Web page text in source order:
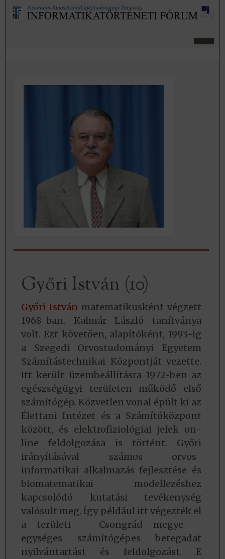
Győri István (10)
Győri István matematikusként végzett
1968-ban. Kalmár László tanítványa
volt. Ezt követően, alapítóként, 1993-ig
a Szegedi Orvostudományi Egyetem
Számítástechnikai Központját vezette.
Itt került üzembeállításra 1972-ben az
egészségügyi területen működő első
számítógép. Közvetlen vonal épült ki az
Élettani Intézet és a Számítóközpont
között, és elektrofiziológiai jelek on-
line feldolgozása is történt. Győri
irányításával számos orvos-
informatikai alkalmazás fejlesztése és
biomatematikai modellezéshez
kapcsolódó kutatási tevékenység
valósult meg. Így például itt végezték el
a területi – Csongrád megye –
egységes számítógépes betegadat
nyilvántartást és feldolgozást. E